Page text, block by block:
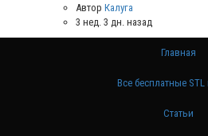
Автор Калуга
3 нед. 3 дн. назад
Главная
Все бесплатные
Статьи